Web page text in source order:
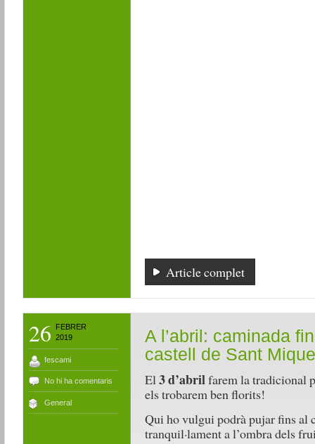
Article complet
26
FEBRER
2019
fescami
No hi ha comentaris
General
A l’abril: caminada
castell de Sant
El3 d’abrilfarem la tradicional
els trobarem ben florits!
Qui ho vulgui podrà pujar fins al
tranquil·lament a l’ombra dels